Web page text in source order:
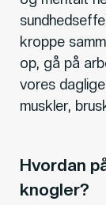
kroppe
op, gå på
vores
muskler,
Hvordan
knogler?